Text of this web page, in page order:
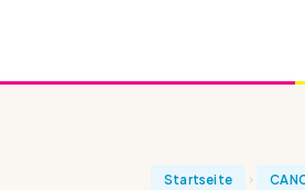
Startseite